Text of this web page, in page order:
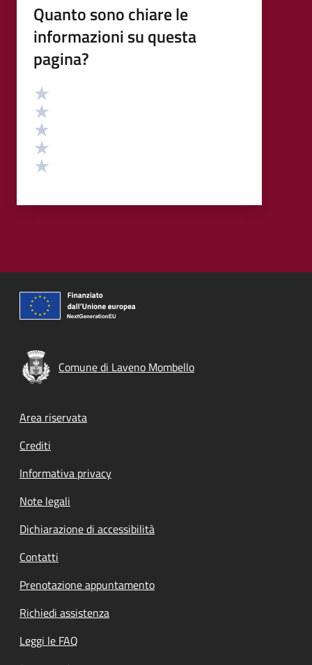
Quanto sono chiare le
informazioni su questa
pagina?
Valutazione
Comune di Laveno Mombello
Footer menu
Area riservata
Crediti
Informativa privacy
Note legali
Dichiarazione di accessibilità
Contatti
Prenotazione appuntamento
Richiedi assistenza
Leggi le FAQ